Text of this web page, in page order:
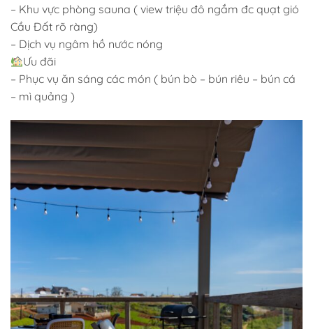
– Khu vực phòng sauna ( view triệu đô ngắm đc quạt gió
Cầu Đất rõ ràng)
– Dịch vụ ngâm hồ nước nóng
Ưu đãi
– Phục vụ ăn sáng các món ( bún bò – bún riêu – bún cá
– mì quảng )